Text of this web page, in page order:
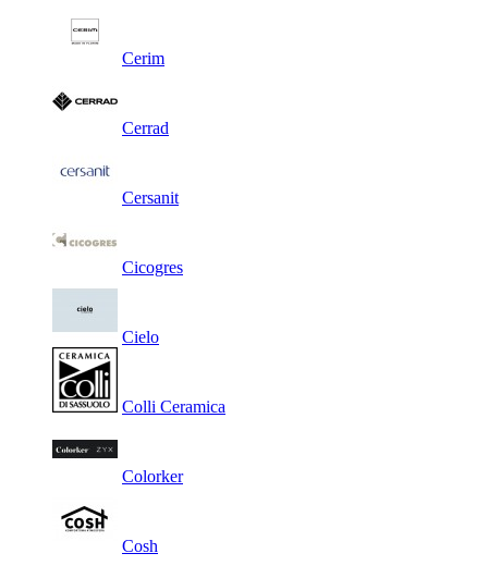
Cerim
Cerrad
Cersanit
Cicogres
Cielo
Colli Ceramica
Colorker
Cosh